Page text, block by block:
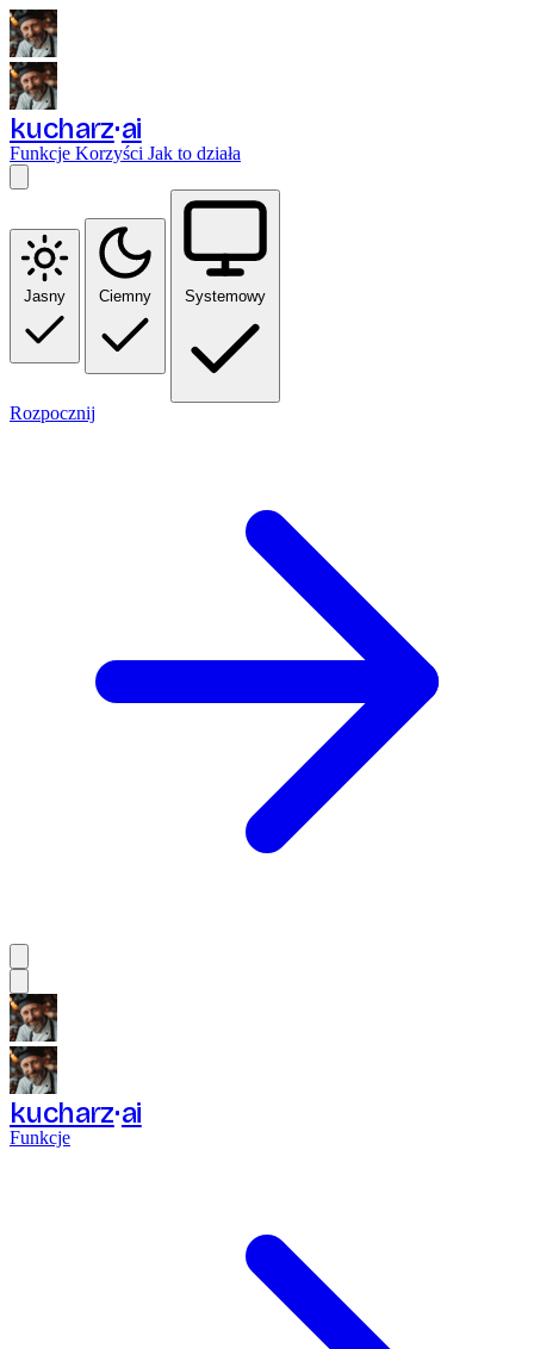
kucharz ai
Funkcje Korzyści Jak to działa
Jasny Ciemny Systemowy
Rozpocznij
kucharz ai
Funkcje